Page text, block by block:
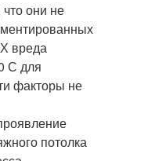
они не
вреда
С для
факторы не
потолка